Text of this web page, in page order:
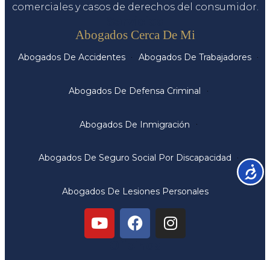
comerciales y casos de derechos del consumidor.
Abogados Cerca De Mi
Abogados De Accidentes Abogados De Trabajadores
Abogados De Defensa Criminal
Abogados De Inmigración
Abogados De Seguro Social Por Discapacidad
Abogados De Lesiones Personales